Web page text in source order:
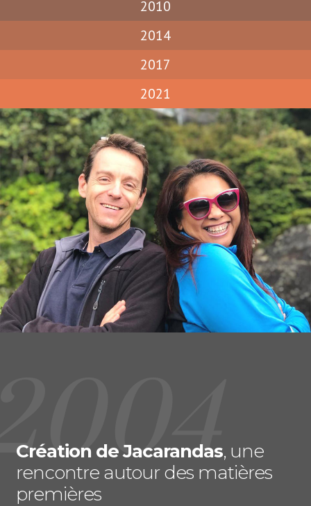
2010
2014
2017
2021
Création de Jacarandas, une
rencontre autour des matières
premières